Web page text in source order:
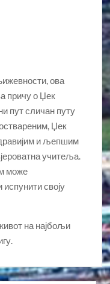
ова
причу о Џек
пут сличан путу
Џек
и љепшим
учитеља.
може
испунити своју
на најбољи